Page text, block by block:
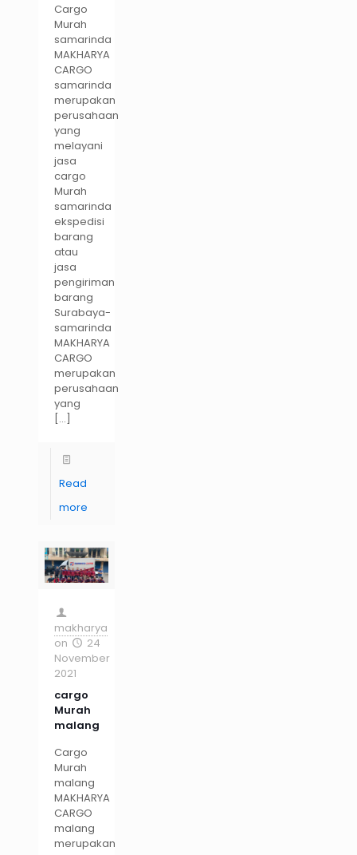
Cargo
Murah
samarinda
MAKHARYA
CARGO
samarinda
merupakan
perusahaan
yang
melayani
jasa
cargo
Murah
samarinda
ekspedisi
barang
atau
jasa
pengiriman
barang
Surabaya-
samarinda
MAKHARYA
CARGO
merupakan
perusahaan
yang
[…]
Read
more
makharya
on
24
November
2021
cargo
Murah
malang
Cargo
Murah
malang
MAKHARYA
CARGO
malang
merupakan